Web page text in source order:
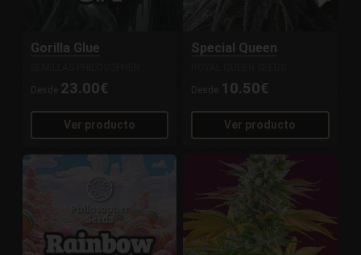
Gorilla Glue
Desde 23.00€
Ver producto
Special Queen
Desde
10.50€
Ver producto